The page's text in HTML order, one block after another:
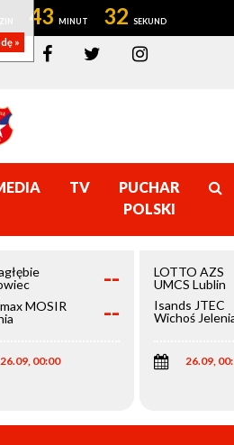
43 32
TV
PUCHAR
POLSKI
--
MOSIR
--
26.09, 00:00
LOTTO AZS
UMCS Lublin
Isands JTEC
Wichoś
26.09,
»